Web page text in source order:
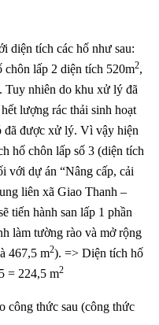
diện tích các hố như sau:
chôn lấp 2 diện tích 520m2,
. Tuy nhiên do khu xử lý đã
lượng rác thải sinh hoạt
đã được xử lý. Vì vậy hiện
hố chôn lấp số 3 (diện tích
với dự án “Nâng cấp, cải
liên xã Giao Thanh –
tiến hành san lấp 1 phần
làm tường rào và mở rộng
467,5 m2). => Diện tích hố
= 224,5 m2
công thức sau (công thức